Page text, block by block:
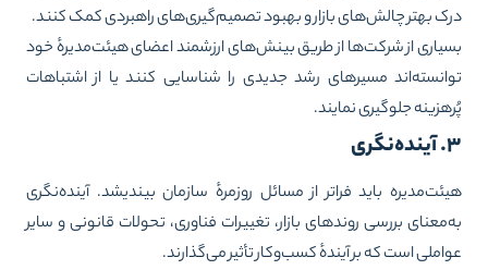
بهتر چالش‌های بازار و بهبود تصمیم‌گیری‌های راهبردی کمک کنند.
از شرکت‌ها از طریق بینش‌های ارزشمند اعضای هیئت‌مدیرهٔ خود
مسیرهای رشد جدیدی را شناسایی کنند یا از اشتباهات
جلوگیری نمایند.
باید فراتر از مسائل روزمرهٔ سازمان بیندیشد. آینده‌نگری
بررسی روندهای بازار، تغییرات فناوری، تحولات قانونی و سایر
است که بر آیندهٔ کسب‌وکار تأثیر می‌گذارند.